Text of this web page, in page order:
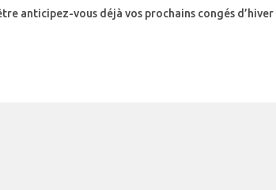
anticipez-vous déjà vos prochains congés d’hiver